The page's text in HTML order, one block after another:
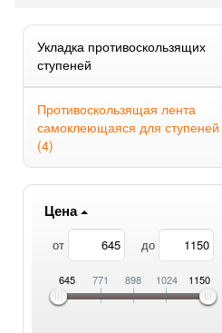
Укладка противоскользящих
ступеней
Противоскользящая лента
самоклеющаяся для ступеней
(4)
Цена
от до
645 771 898 1024 1150